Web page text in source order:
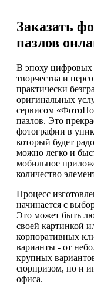
Заказать
пазлов
В эпоху цифровых
творчества и
практически
оригинальных
сервисом
пазлов. Это
фотографии в
который будет
можно легко и
мобильное
количество
Процесс
начинается с
Это может быть
своей картинкой
корпоративных
варианты - от
крупных
сюрпризом, но и
офиса.